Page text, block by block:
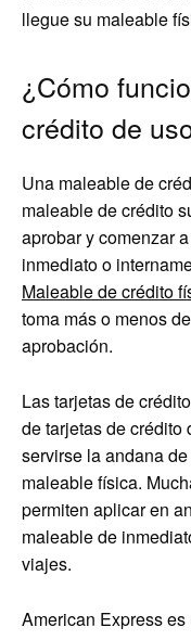
llegue su maleable
¿Cómo
crédito de
Una maleable de
maleable de crédito
aprobar y comenzar
inmediato o
Maleable de crédito
toma más o menos
aprobación.
Las tarjetas de
de tarjetas de crédito
servirse la andana
maleable física.
permiten aplicar en
maleable de
viajes.
American Express